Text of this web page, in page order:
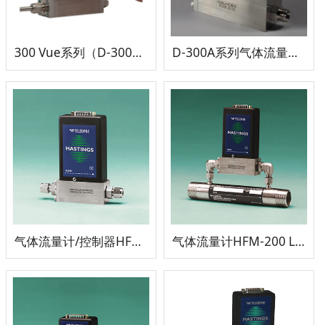
300 Vue系列（D-300B系列）气体流量计/控制器 D-300A系列气体流量计/控制器
气体流量计/控制器HFM-200/HFC-202 气体流量计HFM-200 LFE